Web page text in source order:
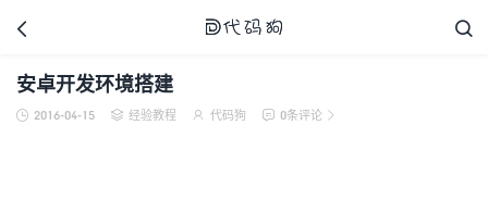

 
安卓开发环境搭建
 2016-04-15  经验教程  代码狗  0条评论 